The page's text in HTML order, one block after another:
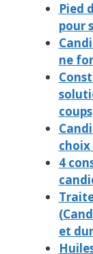
Pied
pour
ne
coups
4
et